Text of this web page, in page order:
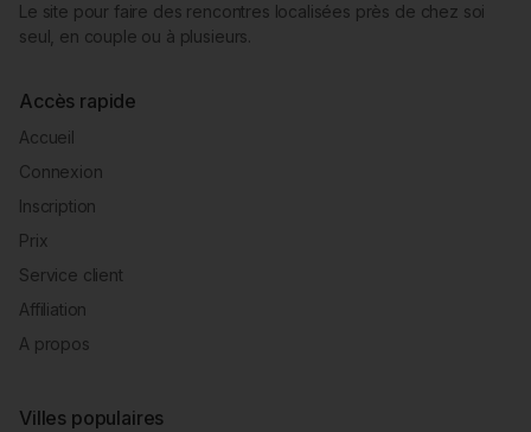
Le site pour faire des rencontres localisées près de chez soi
seul, en couple ou à plusieurs.
Accès rapide
Accueil
Connexion
Inscription
Prix
Service client
Affiliation
A propos
Villes populaires